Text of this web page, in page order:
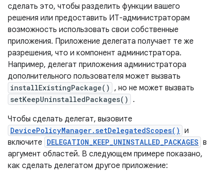
сделать это, чтобы разделить функции вашего
решения или предоставить ИТ-администраторам
возможность использовать свои собственные
приложения. Приложение делегата получает те же
разрешения, что и компонент администратора.
Например, делегат приложения администратора
дополнительного пользователя может вызвать
installExistingPackage() , но не может вызвать
setKeepUninstalledPackages()
.
Чтобы сделать делегат, вызовите
DevicePolicyManager.setDelegatedScopes() и
включите DELEGATION_KEEP_UNINSTALLED_PACKAGES в
аргумент областей. В следующем примере показано,
как сделать делегатом другое приложение: